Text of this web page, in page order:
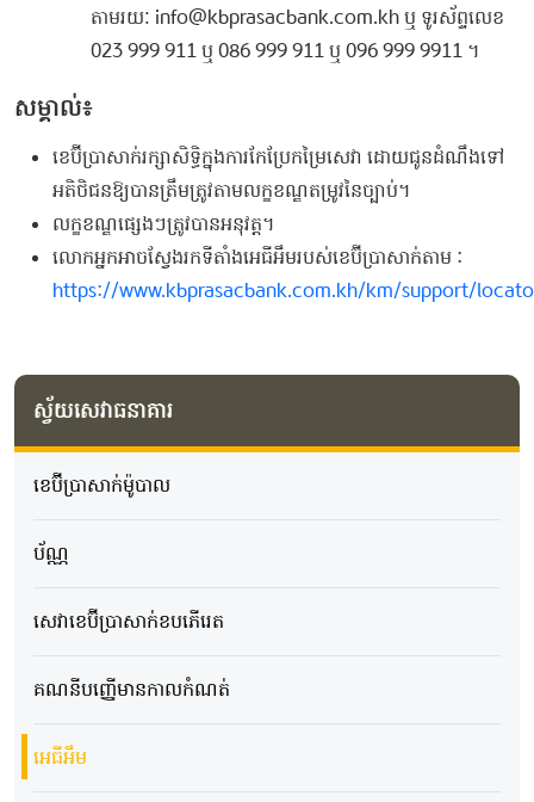
តាមរយៈ info@kbprasacbank.com.kh ឬ ទូរស័ព្ទលេខ
023 999 911 ឬ 086 999 911 ឬ 096 999 9911 ។
សម្គាល់៖
ខេប៊ីប្រាសាក់​រក្សា​សិទ្ធិ​ក្នុង​ការ​កែ​ប្រែ​កម្រៃ​សេវា​ ដោយ​ជូន​ដំណឹង​ទៅ​
អតិ​ថិជន​ឱ្យ​បាន​ត្រឹម​ត្រូវ​តាម​លក្ខ​ខណ្ឌ​តម្រូវ​នៃច្បាប់។
លក្ខខណ្ឌផ្សេងៗត្រូវបានអនុវត្ត។
លោកអ្នកអាចស្វែងរកទីតាំងអេធីអឹមរបស់ខេប៊ីប្រាសាក់តាម :
https://www.kbprasacbank.com.kh/km/support/
ស្វ័យសេវាធនាគារ
ខេប៊ីប្រាសាក់ម៉ូបាល
ប័ណ្ណ
សេវាខេប៊ីប្រាសាក់ខបភើរេត
គណនីបញ្ញើមានកាលកំណត់
អេធីអឹម